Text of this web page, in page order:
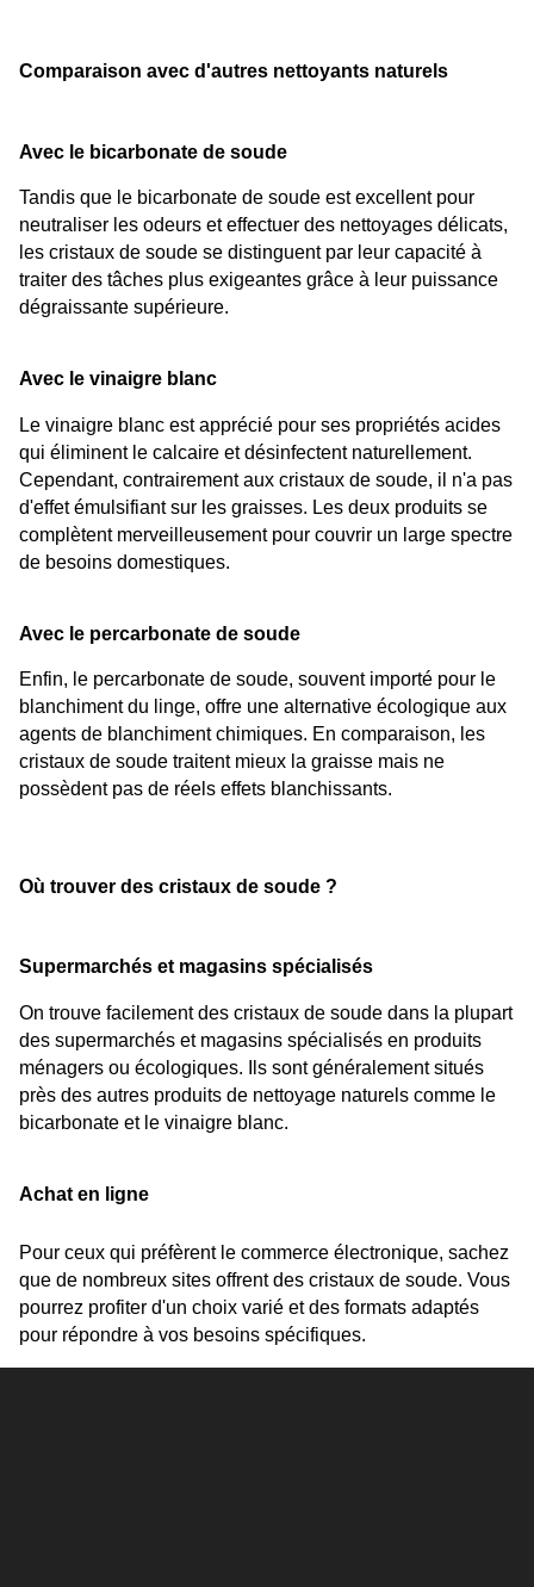
Comparaison avec d'autres nettoyants naturels
Avec le bicarbonate de soude
Tandis que le bicarbonate de soude est excellent pour
neutraliser les odeurs et effectuer des nettoyages délicats,
les cristaux de soude se distinguent par leur capacité à
traiter des tâches plus exigeantes grâce à leur puissance
dégraissante supérieure.
Avec le vinaigre blanc
Le vinaigre blanc est apprécié pour ses propriétés acides
qui éliminent le calcaire et désinfectent naturellement.
Cependant, contrairement aux cristaux de soude, il n'a pas
d'effet émulsifiant sur les graisses. Les deux produits se
complètent merveilleusement pour couvrir un large spectre
de besoins domestiques.
Avec le percarbonate de soude
Enfin, le percarbonate de soude, souvent importé pour le
blanchiment du linge, offre une alternative écologique aux
agents de blanchiment chimiques. En comparaison, les
cristaux de soude traitent mieux la graisse mais ne
possèdent pas de réels effets blanchissants.
Où trouver des cristaux de soude ?
Supermarchés et magasins spécialisés
On trouve facilement des cristaux de soude dans la plupart
des supermarchés et magasins spécialisés en produits
ménagers ou écologiques. Ils sont généralement situés
près des autres produits de nettoyage naturels comme le
bicarbonate et le vinaigre blanc.
Achat en ligne
Pour ceux qui préfèrent le commerce électronique, sachez
que de nombreux sites offrent des cristaux de soude. Vous
pourrez profiter d'un choix varié et des formats adaptés
pour répondre à vos besoins spécifiques.